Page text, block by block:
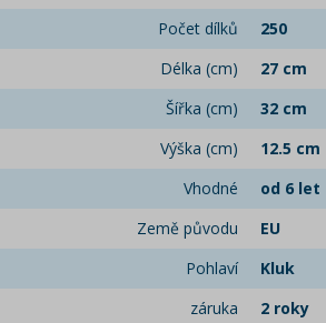
Počet dílků
250
Délka (cm)
27 cm
Šířka (cm)
32 cm
Výška (cm)
12.5 cm
Vhodné
od 6 let
Země původu
EU
Pohlaví
Kluk
záruka
2 roky